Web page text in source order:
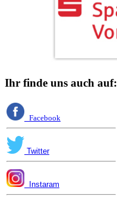
Ihr finde uns auch auf:
Facebook
Twitter
Instaram